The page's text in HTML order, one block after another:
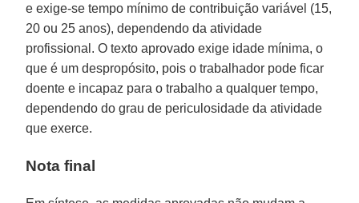
e exige-se tempo mínimo de contribuição variável (15,
20 ou 25 anos), dependendo da atividade
profissional. O texto aprovado exige idade mínima, o
que é um despropósito, pois o trabalhador pode ficar
doente e incapaz para o trabalho a qualquer tempo,
dependendo do grau de periculosidade da atividade
que exerce.
Nota final